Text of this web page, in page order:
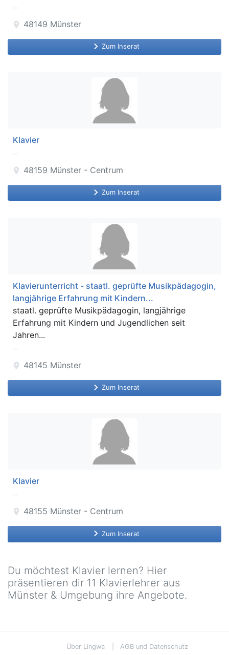
location_on 48149 Münster
keyboard_arrow_right Zum Inserat
Klavier
location_on 48159 Münster - Centrum
keyboard_arrow_right Zum Inserat
Klavierunterricht - staatl. geprüfte Musikpädagogin,
langjährige Erfahrung mit Kindern...
staatl. geprüfte Musikpädagogin, langjährige
Erfahrung mit Kindern und Jugendlichen seit
Jahren...
location_on 48145 Münster
keyboard_arrow_right Zum Inserat
Klavier
location_on 48155 Münster - Centrum
keyboard_arrow_right Zum Inserat
Du möchtest Klavier lernen? Hier
präsentieren dir 11 Klavierlehrer aus
Münster & Umgebung ihre Angebote.
Über Lingwa AGB und Datenschutz